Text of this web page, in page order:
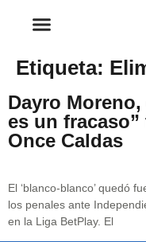
Etiqueta:
Dayro
es un
Once Caldas
El ‘blanco-blanco’ quedó
los penales ante
en la Liga BetPlay. El